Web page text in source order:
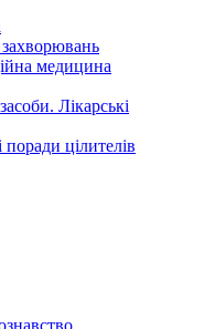
медицина
Лікарські
цілителів